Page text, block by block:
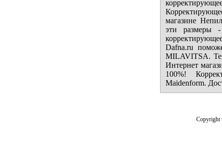
магазине
эти размеры
Dafna.ru
MILAVITSA.
Интернет
100%!
Maidenform.
Copyright